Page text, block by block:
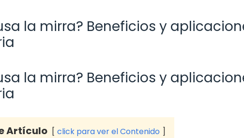
la mirra? Beneficios y
la mirra? Beneficios y
Artículo click para ver el Contenido